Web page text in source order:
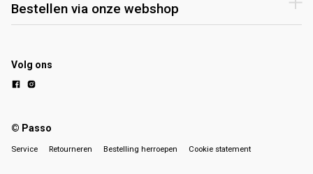
Bestellen via onze webshop
Volg ons
© Passo
Service Retourneren Bestelling herroepen Cookie statement